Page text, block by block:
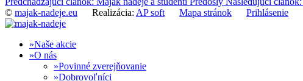
© majak-nadeje.eu Realizácia: AP soft Mapa stránok Prihlásenie
Naše akcie
O nás
Povinné zverejňovanie
Dobrovoľníci